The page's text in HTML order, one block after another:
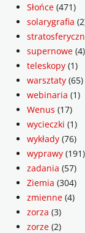
Słońce (471)
solarygrafia
supernowe (4)
teleskopy (1)
warsztaty (65)
webinaria (1)
Wenus (17)
wycieczki (1)
wykłady (76)
wyprawy (191)
zadania (57)
Ziemia (304)
zmienne (4)
zorza (3)
zorze (2)